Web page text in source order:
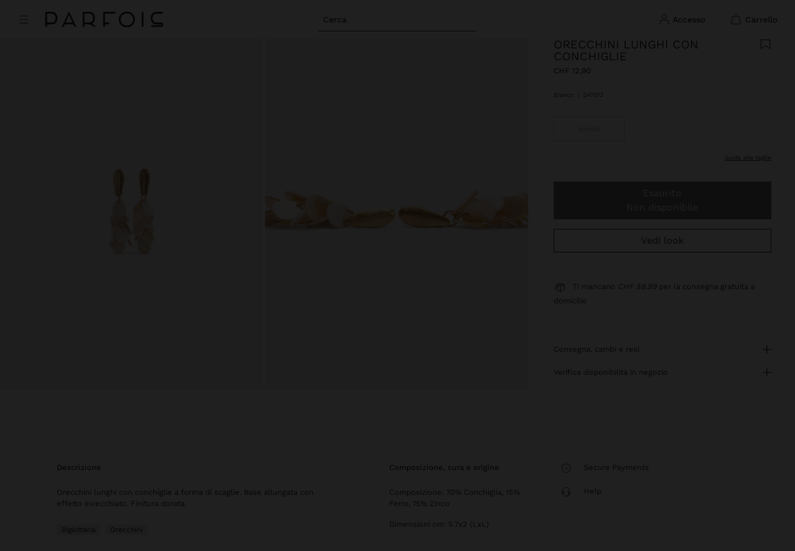
Cerca accesso carrello
ORECCHINI LUNGHI CON
CONCHIGLIE
CHF 12,90
Bianco 247512
guida alle taglie
Vedi look
Ti mancano CHF 59,99 per la consegna gratuita a
domicilio
consegna, cambi e resi
verifica disponibilità in negozio
descrizione
Orecchini lunghi con conchiglie a forma di scaglie. Base allungata con
effetto invecchiato. Finitura dorata.
Bigiotteria Orecchini
composizione, cura e origine
Composizione: 70% Conchiglia, 15%
Ferro, 15% Zinco
Dimensioni cm: 5.7x2 (LxL)
Secure Payments
Help